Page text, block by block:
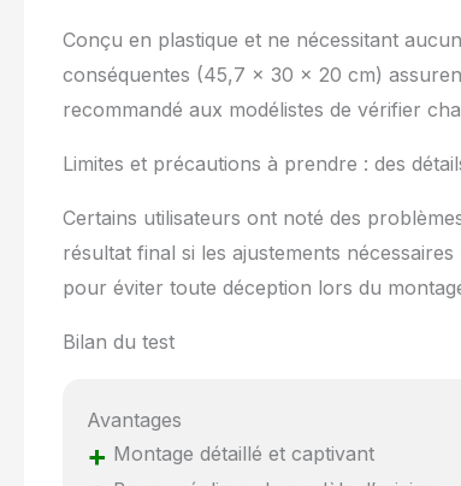
Conçu en plastique et ne nécessitant
conséquentes (45,7 x 30 x 20 cm)
recommandé aux modélistes de vérifier
Limites et précautions à prendre : des
Certains utilisateurs ont noté des
résultat final si les ajustements
pour éviter toute déception lors du
Bilan du test
Avantages
+ Montage détaillé et captivant